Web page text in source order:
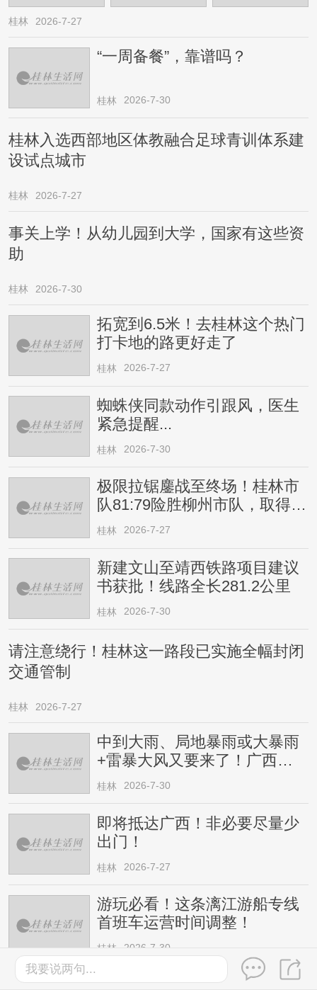
桂林 2026-7-27
“一周备餐”，靠谱吗？
桂林 2026-7-30
桂林入选西部地区体教融合足球青训体系建
设试点城市
桂林 2026-7-27
事关上学！从幼儿园到大学，国家有这些资
助
桂林 2026-7-30
拓宽到6.5米！去桂林这个热门
打卡地的路更好走了
桂林 2026-7-27
蜘蛛侠同款动作引跟风，医生
紧急提醒...
桂林 2026-7-30
极限拉锯鏖战至终场！桂林市
队81:79险胜柳州市队，取得四
连胜
桂林 2026-7-27
新建文山至靖西铁路项目建议
书获批！线路全长281.2公里
桂林 2026-7-30
请注意绕行！桂林这一路段已实施全幅封闭
交通管制
桂林 2026-7-27
中到大雨、局地暴雨或大暴雨
+雷暴大风又要来了！广西人
请注意
桂林 2026-7-30
即将抵达广西！非必要尽量少
出门！
桂林 2026-7-27
游玩必看！这条漓江游船专线
首班车运营时间调整！
桂林 2026-7-30
灵渠AI短剧《史禄的使命》今
我要说两句...